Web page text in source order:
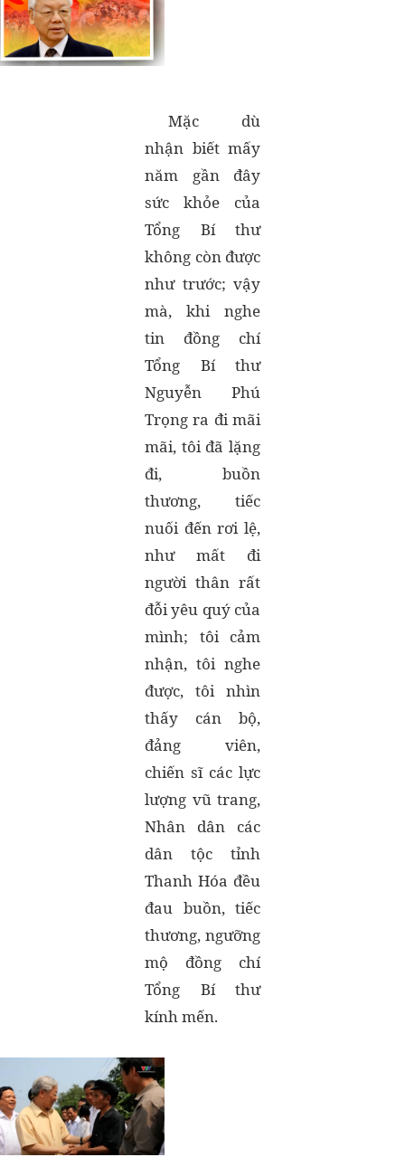
Mặc dù
nhận biết mấy
năm gần đây
sức khỏe của
Tổng Bí thư
không còn được
như trước; vậy
mà, khi nghe
tin đồng chí
Tổng Bí thư
Nguyễn Phú
Trọng ra đi mãi
mãi, tôi đã lặng
đi, buồn
thương, tiếc
nuối đến rơi lệ,
như mất đi
người thân rất
đỗi yêu quý của
mình; tôi cảm
nhận, tôi nghe
được, tôi nhìn
thấy cán bộ,
đảng viên,
chiến sĩ các lực
lượng vũ trang,
Nhân dân các
dân tộc tỉnh
Thanh Hóa đều
đau buồn, tiếc
thương, ngưỡng
mộ đồng chí
Tổng Bí thư
kính mến.